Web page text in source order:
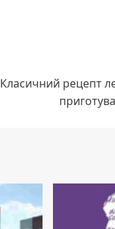
Класичний рецепт